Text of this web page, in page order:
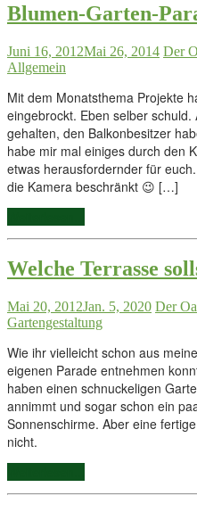
Blumen-Garten-
Juni 16, 2012Mai 26, 2014 Der
Allgemein
Mit dem Monatsthema Projekte
eingebrockt. Eben selber
gehalten, den Balkonbesitzer
habe mir mal einiges durch den
etwas herausfordernder für
die Kamera beschränkt 😉 […]
Welche Terrasse
Mai 20, 2012Jan. 5, 2020 Der
Gartengestaltung
Wie ihr vielleicht schon aus
eigenen Parade entnehmen
haben einen schnuckeligen
annimmt und sogar schon ein
Sonnenschirme. Aber eine
nicht.